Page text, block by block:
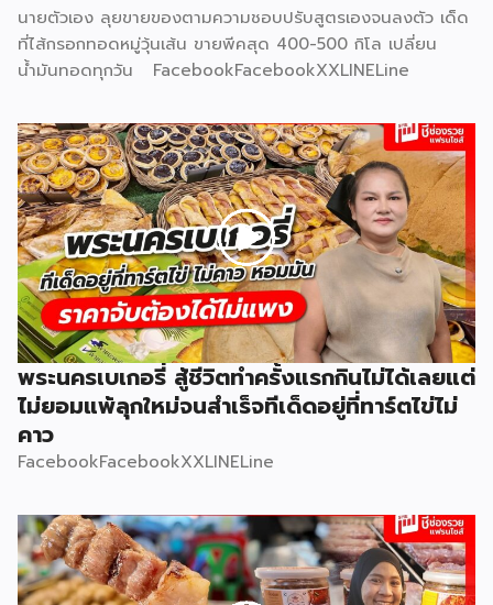
นายตัวเอง ลุยขายของตามความชอบปรับสูตรเองจนลงตัว เด็ด
ที่ไส้กรอกทอดหมู่วุ้นเส้น ขายพีคสุด 400-500 กิโล เปลี่ยน
น้ำมันทอดทุกวัน FacebookFacebookXXLINELine
พระนครเบเกอรี่ สู้ชีวิตทำครั้งแรกกินไม่ได้เลยแต่
ไม่ยอมแพ้ลุกใหม่จนสำเร็จทีเด็ดอยู่ที่ทาร์ตไข่ไม่
คาว
FacebookFacebookXXLINELine